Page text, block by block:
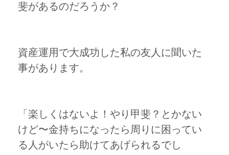
斐があるのだろうか？
資産運用で大成功した私の友人に聞いた
事があります。
「楽しくはないよ！やり甲斐？とかない
けど〜金持ちになったら周りに困ってい
る人がいたら助けてあげられるでし